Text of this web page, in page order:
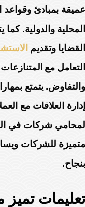
عميقة بمبادئ وقواعد
المحلية والدولية.
القضايا وتقديم
التعامل مع
والتفاوض. يتمتع
إدارة العلاقات مع
لمحامي شركات في
متميزة للشركات
بنجاح.
تعليمات